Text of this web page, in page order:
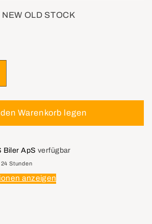
NEW OLD STOCK
den Warenkorb legen
Biler ApS verfügbar
Stunden
anzeigen